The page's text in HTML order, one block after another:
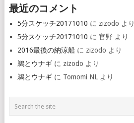
最近のコメント
5分スケッチ20171010 に zizodo より
5分スケッチ20171010 に 官野 より
2016最後の納涼船に zizodo より
鵜とウナギに zizodo より
鵜とウナギに Tomomi NLより